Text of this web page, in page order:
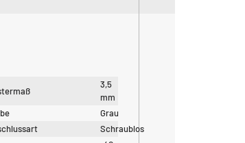
3,5
mm
Grau
Schraublos